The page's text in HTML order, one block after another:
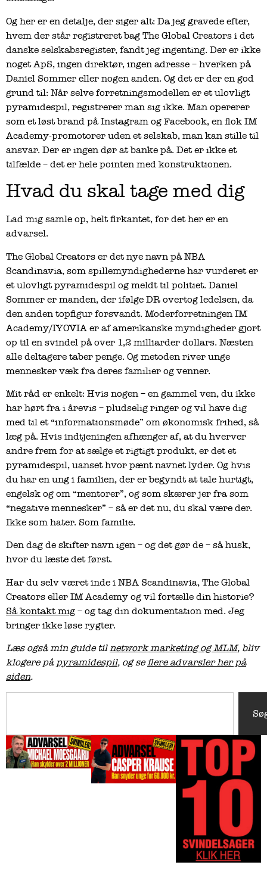
Og her er en detalje, der siger alt: Da jeg gravede efter,
hvem der står registreret bag The Global Creators i det
danske selskabsregister, fandt jeg ingenting. Der er ikke
noget ApS, ingen direktør, ingen adresse – hverken på
Daniel Sommer eller nogen anden. Og det er der en god
grund til: Når selve forretningsmodellen er et ulovligt
pyramidespil, registrerer man sig ikke. Man opererer
som et løst brand på Instagram og Facebook, en flok IM
Academy-promotorer uden et selskab, man kan stille til
ansvar. Der er ingen dør at banke på. Det er ikke et
tilfælde – det er hele pointen med konstruktionen.
Hvad du skal tage med dig
Lad mig samle op, helt firkantet, for det her er en
advarsel.
The Global Creators er det nye navn på NBA
Scandinavia, som spillemyndighederne har vurderet er
et ulovligt pyramidespil og meldt til politiet. Daniel
Sommer er manden, der ifølge DR overtog ledelsen, da
den anden topfigur forsvandt. Moderforretningen IM
Academy/IYOVIA er af amerikanske myndigheder gjort
op til en svindel på over 1,2 milliarder dollars. Næsten
alle deltagere taber penge. Og metoden river unge
mennesker væk fra deres familier og venner.
Mit råd er enkelt: Hvis nogen – en gammel ven, du ikke
har hørt fra i årevis – pludselig ringer og vil have dig
med til et “informationsmøde” om økonomisk frihed, så
læg på. Hvis indtjeningen afhænger af, at du hverver
andre frem for at sælge et rigtigt produkt, er det et
pyramidespil, uanset hvor pænt navnet lyder. Og hvis
du har en ung i familien, der er begyndt at tale hurtigt,
engelsk og om “mentorer”, og som skærer jer fra som
“negative mennesker” – så er det nu, du skal være der.
Ikke som hater. Som familie.
Den dag de skifter navn igen – og det gør de – så husk,
hvor du læste det først.
Har du selv været inde i NBA Scandinavia, The Global
Creators eller IM Academy og vil fortælle din historie?
Så kontakt mig – og tag din dokumentation med. Jeg
bringer ikke løse rygter.
Læs også min guide tilnetwork marketing og MLM, bliv
klogere på pyramidespil, og seflere advarsler her på
siden.